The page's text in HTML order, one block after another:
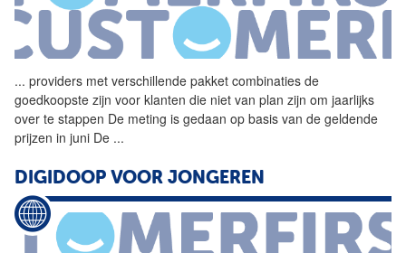
... providers met verschillende pakket combinaties de
goedkoopste zijn voor klanten die niet van plan zijn om jaarlijks
over te stappen De meting is gedaan op basis van de geldende
prijzen in juni De ...
DIGIDOOP VOOR JONGEREN